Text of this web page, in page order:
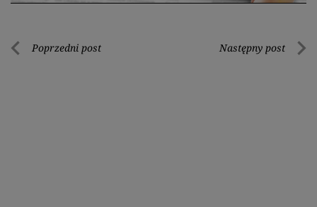
Nawigacja
Poprzedni post Następny post